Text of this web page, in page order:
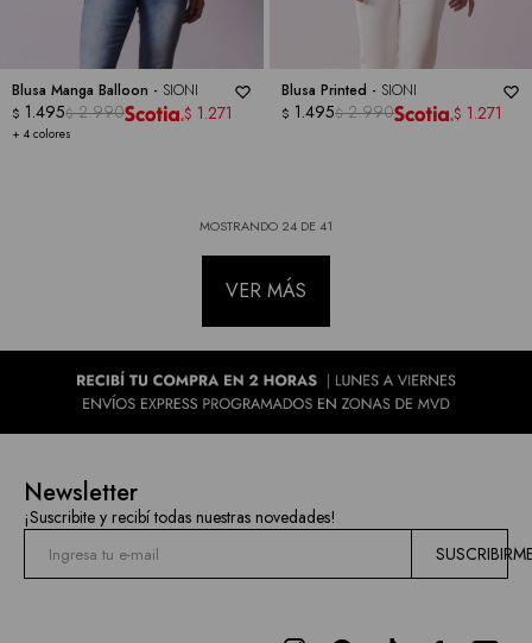
Blusa Manga Balloon - SIONI
+ 4 colores
$ 1.495$ 2.990 $ 1.271
Blusa Printed - SIONI
$ 1.495$ 2.990 $ 1.271
MOSTRANDO 24 DE41
VER MÁS
Newsletter
¡Suscribite y recibí todas nuestras novedades!